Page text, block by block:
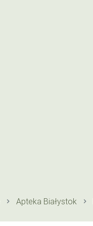
Apteka Białystok